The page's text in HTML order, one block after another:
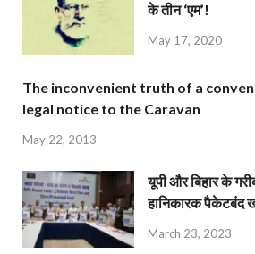
के तीन ‘एम’!
May 17, 2020
The inconvenient truth of a
legal notice to the Caravan
May 22, 2013
यूपी और बिहार के
हानिकारक पैकेटबंद
March 23, 2023